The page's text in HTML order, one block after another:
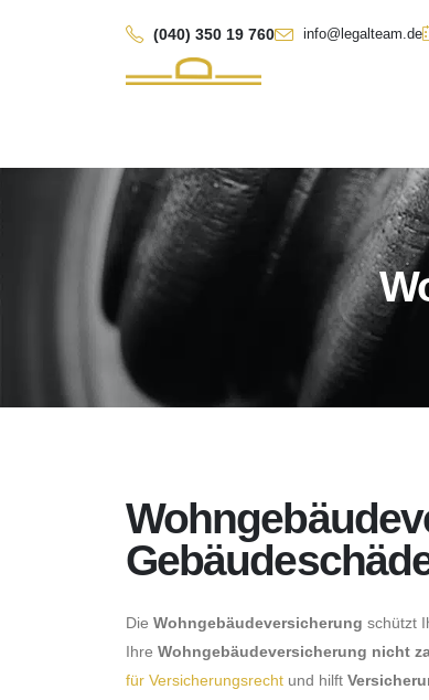
(040) 350 19 760 info@legalteam.de
About Us
Die Wohngebäudeversicherung schützt
Ihre Wohngebäudeversicherung nicht
für Versicherungsrecht und hilft